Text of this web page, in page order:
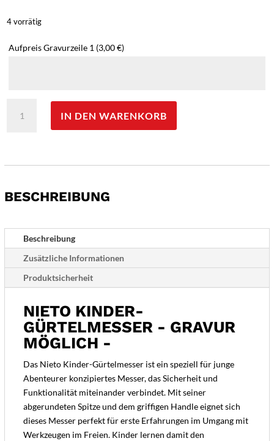
4 vorrätig
Aufpreis Gravurzeile 1 (3,00 €)
Kinder-
Gürtelmesser
-
Menge
IN DEN WARENKORB
BESCHREIBUNG
Beschreibung
Zusätzliche Informationen
Produktsicherheit
NIETO KINDER-
GÜRTELMESSER - GRAVUR
MÖGLICH -
Das Nieto Kinder-Gürtelmesser ist ein speziell für junge
Abenteurer konzipiertes Messer, das Sicherheit und
Funktionalität miteinander verbindet. Mit seiner
abgerundeten Spitze und dem griffigen Handle eignet sich
dieses Messer perfekt für erste Erfahrungen im Umgang mit
Werkzeugen im Freien. Kinder lernen damit den